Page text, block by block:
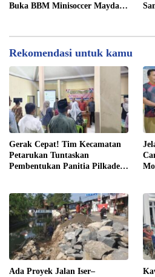
Buka BBM Minisoccer Mayday
Rekomendasi untuk kamu
Gerak Cepat! Tim Kecamatan
Petarukan Tuntaskan
Pembentukan Panitia Pilkades
Ada Proyek Jalan Iser–